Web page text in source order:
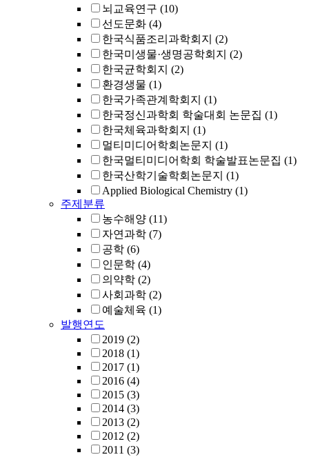
뇌교육연구 (10)
선도문화 (4)
한국식품조리과학회지 (2)
한국미생물·생명공학회지 (2)
한국균학회지 (2)
환경생물 (1)
한국가족관계학회지 (1)
한국정신과학회 학술대회 논문집 (1)
한국체육과학회지 (1)
멀티미디어학회논문지 (1)
한국멀티미디어학회 학술발표논문집 (1)
한국산학기술학회논문지 (1)
Applied Biological Chemistry (1)
주제분류
농수해양 (11)
자연과학 (7)
공학 (6)
인문학 (4)
의약학 (2)
사회과학 (2)
예술체육 (1)
발행연도
2019 (2)
2018 (1)
2017 (1)
2016 (4)
2015 (3)
2014 (3)
2013 (2)
2012 (2)
2011 (3)